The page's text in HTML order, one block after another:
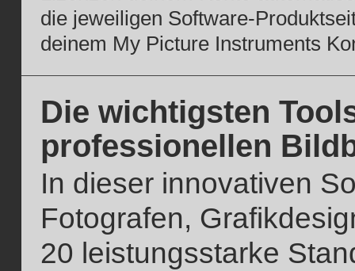
die jeweiligen Software-
deinem My Picture Instruments
Die wichtigsten
professionellen
In dieser innovativen
Fotografen,
20 leistungsstarke